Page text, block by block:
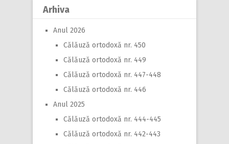
Arhiva
Anul 2026
Călăuză ortodoxă nr. 450
Călăuză ortodoxă nr. 449
Călăuză ortodoxă nr. 447-448
Călăuză ortodoxă nr. 446
Anul 2025
Călăuză ortodoxă nr. 444-445
Călăuză ortodoxă nr. 442-443